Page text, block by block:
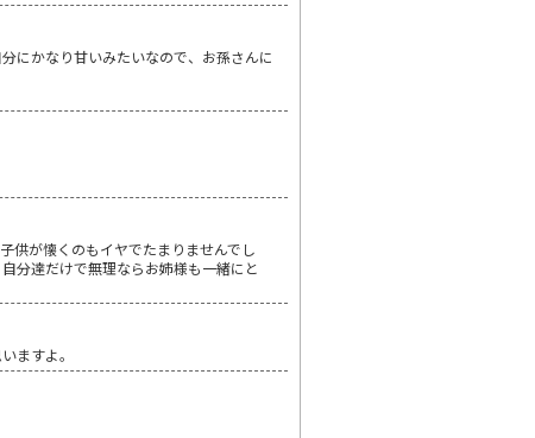
にかなり甘いみたいなので、お孫さんに
が懐くのもイヤでたまりませんでし
分達だけで無理ならお姉様も一緒にと
ますよ。